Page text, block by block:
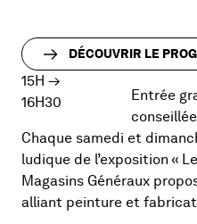
DÉCOUVRIR LE
15H →
16H30
Entrée
conseillée
Chaque samedi et
ludique de l’exposition «
Magasins Généraux
alliant peinture et